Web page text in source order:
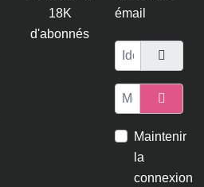
18K
d'abonnés
émail
Identifiant
Mot de passe
Maintenir
la
connexion